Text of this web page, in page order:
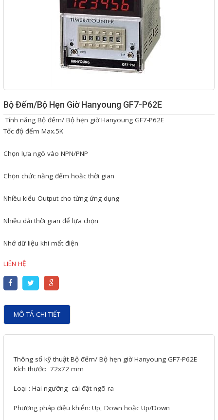
Bộ Đếm/Bộ Hẹn Giờ Hanyoung GF7-P62E
Tính năng Bộ đếm/ Bộ hẹn giờ Hanyoung GF7-P62E
Tốc độ đếm Max.5K
Chọn lựa ngõ vào NPN/PNP
Chọn chức năng đếm hoặc thời gian
Nhiều kiểu Output cho từng ứng dụng
Nhiều dải thời gian để lựa chọn
Nhớ dữ liệu khi mất điện
LIÊN HỆ
MÔ TẢ CHI TIẾT
Thông số kỹ thuật Bộ đếm/ Bộ hẹn giờ Hanyoung GF7-P62E
Kích thước: 72x72 mm
Loại : Hai ngưỡng cài đặt ngõ ra
Phương pháp điều khiển: Up, Down hoặc Up/Down
Giải pháp quản lý bằng mã
Bảng LED điện tử
Bảng điện tử năng suất
độ ẩm
Đồng hồ thời gian thực
Máy dò kim loại
Màn hình cảm ứng HMI
Máy tính công nghiệp
Motor Servo / Driver Servo
Thiết bị thu thập dữ liệu,
truyền và lưu trữ dữ liệu
Thiết bị điều khiển và giám
Thiết bị cảnh báo
Thiết bị đo lường - Cảm biến
Bộ điều khiển nhiệt độ
Bộ đếm - Bộ hẹn giờ